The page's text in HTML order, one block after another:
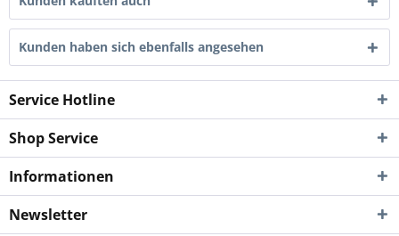
Kunden haben sich ebenfalls angesehen
Service Hotline
Shop Service
Informationen
Newsletter